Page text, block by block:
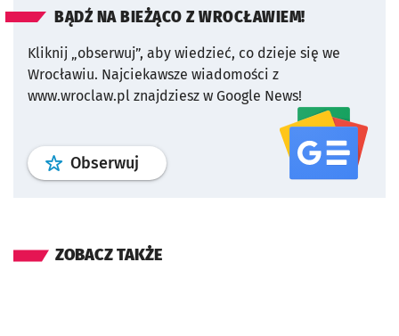
BĄDŹ NA BIEŻĄCO Z WROCŁAWIEM!
Kliknij „obserwuj”, aby wiedzieć, co dzieje się we
Wrocławiu. Najciekawsze wiadomości z
www.wroclaw.pl znajdziesz w Google News!
Obserwuj profil serwisu
ZOBACZ TAKŻE